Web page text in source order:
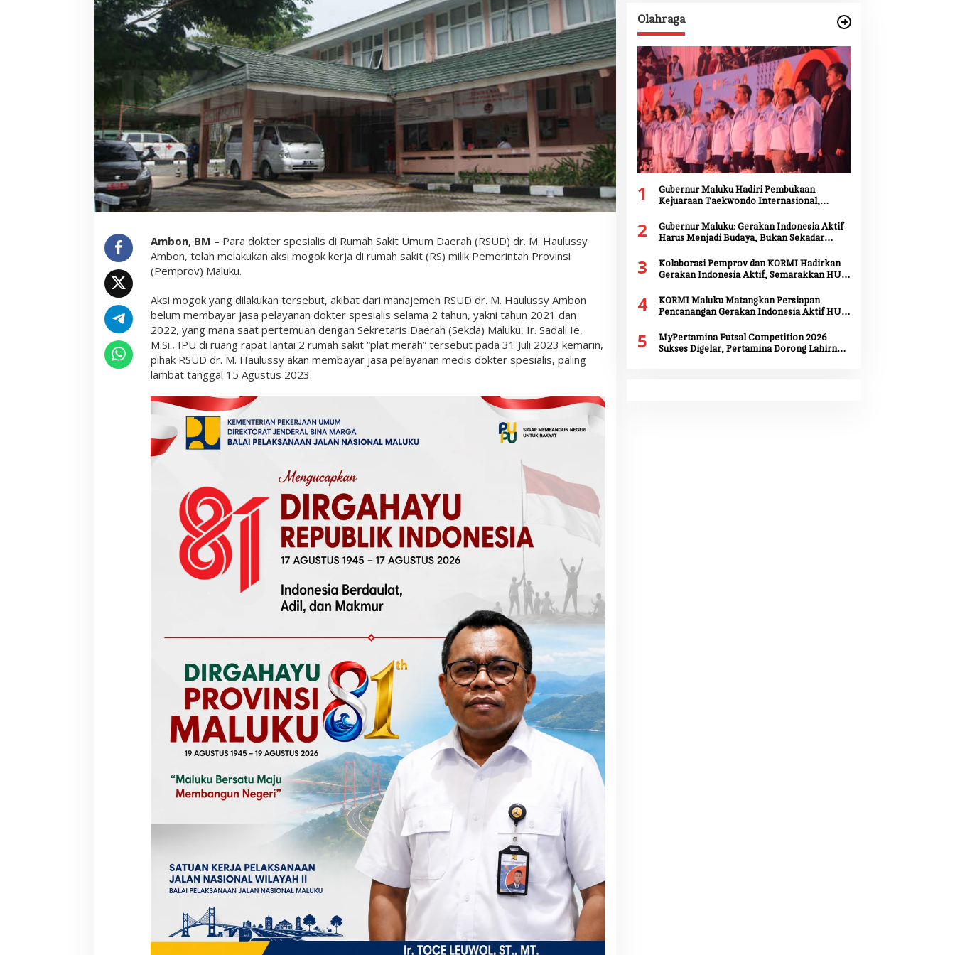
S
U
D
D
r
M
.
H
a
u
l
u
s
s
y
A
k
s
M
o
g
o
N
a
m
u
n
P
r
k
t
e
k
d
i
m
a
h
S
a
k
t
L
Ambon, BM – Para dokter spesialis di Rumah Sakit Umum Daerah (RSUD) dr. M. Haulussy
Ambon, telah melakukan aksi mogok kerja di rumah sakit (RS) milik Pemerintah Provinsi
(Pemprov) Maluku.
Aksi mogok yang dilakukan tersebut, akibat dari manajemen RSUD dr. M. Haulussy Ambon
belum membayar jasa pelayanan dokter spesialis selama 2 tahun, yakni tahun 2021 dan
2022, yang mana saat pertemuan dengan Sekretaris Daerah (Sekda) Maluku, Ir. Sadali Ie,
M.Si., IPU di ruang rapat lantai 2 rumah sakit “plat merah” tersebut pada 31 Juli 2023 kemarin,
pihak RSUD dr. M. Haulussy akan membayar jasa pelayanan medis dokter spesialis, paling
lambat tanggal 15 Agustus 2023.
Olahraga
1
Gubernur Maluku Hadiri Pembukaan
Kejuaraan Taekwondo Internasional,
Daerah
2
Gubernur Maluku: Gerakan Indonesia Aktif
Harus Menjadi Budaya, Bukan Sekadar
3
Kolaborasi Pemprov dan KORMI Hadirkan
Gerakan Indonesia Aktif, Semarakkan HUT
4
KORMI Maluku Matangkan Persiapan
Pencanangan Gerakan Indonesia Aktif HUT
5
MyPertamina Futsal Competition 2026
Sukses Digelar, Pertamina Dorong Lahirnya